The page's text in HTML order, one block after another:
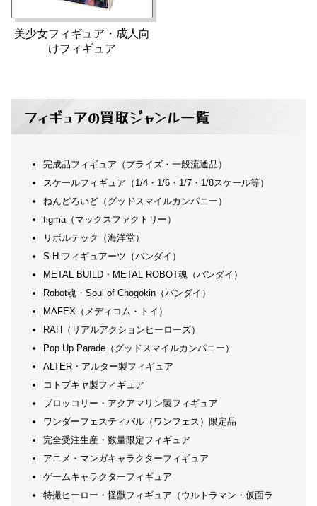
美少女フィギュア・成人向
けフィギュア
フィギュアの買取ジャンル一覧
完成品フィギュア（プライズ・一般流通品）
スケールフィギュア（1/4・1/6・1/7・1/8スケール等）
ねんどろいど（グッドスマイルカンパニー）
figma（マックスファクトリー）
リボルテック（海洋堂）
S.H.フィギュアーツ（バンダイ）
METAL BUILD・METAL ROBOT魂（バンダイ）
Robot魂・Soul of Chogokin（バンダイ）
MAFEX（メディコム・トイ）
RAH（リアルアクションヒーローズ）
Pop Up Parade（グッドスマイルカンパニー）
ALTER・アルター製フィギュア
コトブキヤ製フィギュア
ブロッコリー・アクアマリン製フィギュア
ワンダーフェスティバル（ワンフェス）限定品
完全受注生産・数量限定フィギュア
アニメ・マンガキャラクターフィギュア
ゲームキャラクターフィギュア
特撮ヒーロー・怪獣フィギュア（ウルトラマン・仮面ラ